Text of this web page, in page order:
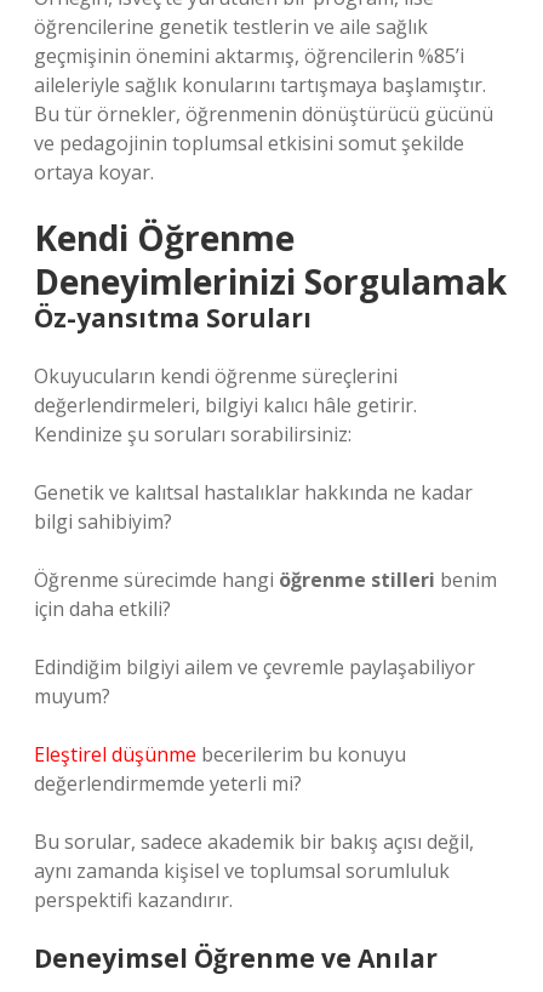
öğrencilerine genetik testlerin ve aile sağlık
geçmişinin önemini aktarmış, öğrencilerin %85’i
aileleriyle sağlık konularını tartışmaya başlamıştır.
Bu tür örnekler, öğrenmenin dönüştürücü gücünü
ve pedagojinin toplumsal etkisini somut şekilde
ortaya koyar.
Kendi Öğrenme
Deneyimlerinizi Sorgulamak
Öz-yansıtma Soruları
Okuyucuların kendi öğrenme süreçlerini
değerlendirmeleri, bilgiyi kalıcı hâle getirir.
Kendinize şu soruları sorabilirsiniz:
Genetik ve kalıtsal hastalıklar hakkında ne kadar
bilgi sahibiyim?
Öğrenme sürecimde hangi öğrenme stilleri benim
için daha etkili?
Edindiğim bilgiyi ailem ve çevremle paylaşabiliyor
muyum?
Eleştirel düşünme becerilerim bu konuyu
değerlendirmemde yeterli mi?
Bu sorular, sadece akademik bir bakış açısı değil,
aynı zamanda kişisel ve toplumsal sorumluluk
perspektifi kazandırır.
Deneyimsel Öğrenme ve Anılar